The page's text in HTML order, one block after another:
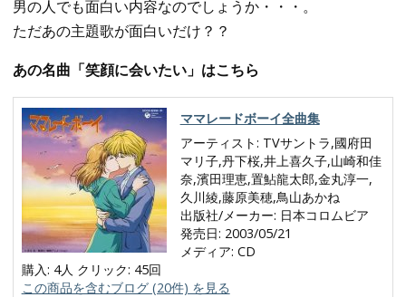
男の人でも面白い内容なのでしょうか・・・。
ただあの主題歌が面白いだけ？？
あの名曲「笑顔に会いたい」はこちら
ママレードボーイ全曲集
アーティスト: TVサントラ,國府田
マリ子,丹下桜,井上喜久子,山崎和佳
奈,濱田理恵,置鮎龍太郎,金丸淳一,
久川綾,藤原美穂,鳥山あかね
出版社/メーカー: 日本コロムビア
発売日: 2003/05/21
メディア: CD
購入: 4人 クリック: 45回
この商品を含むブログ (20件) を見る